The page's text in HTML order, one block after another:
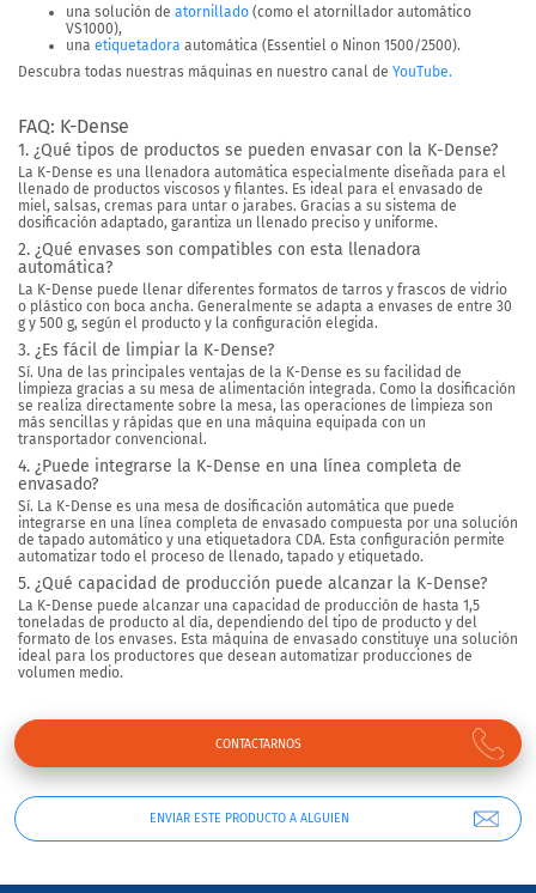
una solución de atornillado (como el atornillador automático
VS1000),
una etiquetadora automática (Essentiel o Ninon 1500/2500).
Descubra todas nuestras máquinas en nuestro canal de YouTube.
FAQ: K-Dense
1. ¿Qué tipos de productos se pueden envasar con la K-Dense?
La K-Dense es una llenadora automática especialmente diseñada para el
llenado de productos viscosos y filantes. Es ideal para el envasado de
miel, salsas, cremas para untar o jarabes. Gracias a su sistema de
dosificación adaptado, garantiza un llenado preciso y uniforme.
2. ¿Qué envases son compatibles con esta llenadora
automática?
La K-Dense puede llenar diferentes formatos de tarros y frascos de vidrio
o plástico con boca ancha. Generalmente se adapta a envases de entre 30
g y 500 g, según el producto y la configuración elegida.
3. ¿Es fácil de limpiar la K-Dense?
Sí. Una de las principales ventajas de la K-Dense es su facilidad de
limpieza gracias a su mesa de alimentación integrada. Como la dosificación
se realiza directamente sobre la mesa, las operaciones de limpieza son
más sencillas y rápidas que en una máquina equipada con un
transportador convencional.
4. ¿Puede integrarse la K-Dense en una línea completa de
envasado?
Sí. La K-Dense es una mesa de dosificación automática que puede
integrarse en una línea completa de envasado compuesta por una solución
de tapado automático y una etiquetadora CDA. Esta configuración permite
automatizar todo el proceso de llenado, tapado y etiquetado.
5. ¿Qué capacidad de producción puede alcanzar la K-Dense?
La K-Dense puede alcanzar una capacidad de producción de hasta 1,5
toneladas de producto al día, dependiendo del tipo de producto y del
formato de los envases. Esta máquina de envasado constituye una solución
ideal para los productores que desean automatizar producciones de
volumen medio.
ENVIAR ESTE PRODUCTO A ALGUIEN
CONTACTARNOS